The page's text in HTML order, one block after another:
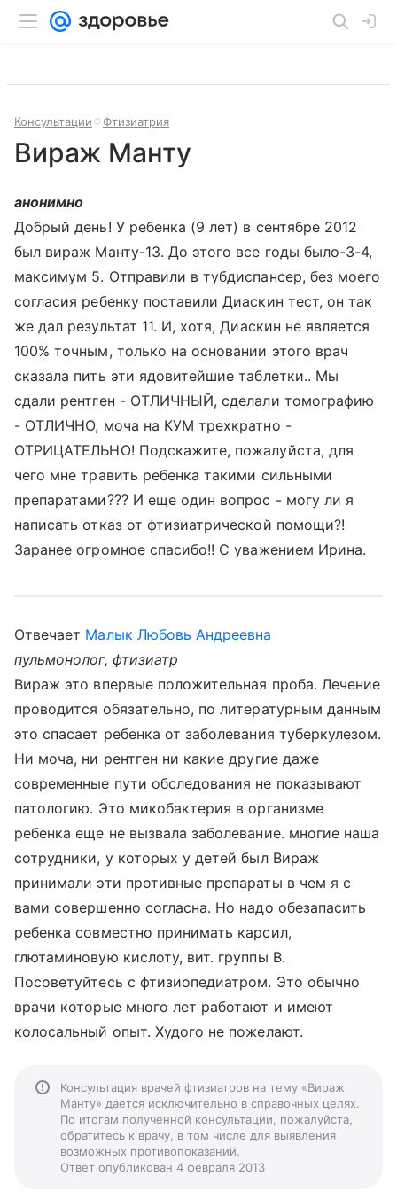
Консультации Фтизиатрия
Вираж Манту
анонимно
Добрый день! У ребенка (9 лет) в сентябре 2012
был вираж Манту-13. До этого все годы было-3-4,
максимум 5. Отправили в тубдиспансер, без моего
согласия ребенку поставили Диаскин тест, он так
же дал результат 11. И, хотя, Диаскин не является
100% точным, только на основании этого врач
сказала пить эти ядовитейшие таблетки.. Мы
сдали рентген - ОТЛИЧНЫЙ, сделали томографию
- ОТЛИЧНО, моча на КУМ трехкратно -
ОТРИЦАТЕЛЬНО! Подскажите, пожалуйста, для
чего мне травить ребенка такими сильными
препаратами??? И еще один вопрос - могу ли я
написать отказ от фтизиатрической помощи?!
Заранее огромное спасибо!! С уважением Ирина.
Отвечает Малык Любовь Андреевна
пульмонолог, фтизиатр
Вираж это впервые положительная проба. Лечение
проводится обязательно, по литературным данным
это спасает ребенка от заболевания туберкулезом.
Ни моча, ни рентген ни какие другие даже
современные пути обследования не показывают
патологию. Это микобактерия в организме
ребенка еще не вызвала заболевание. многие наша
сотрудники, у которых у детей был Вираж
принимали эти противные препараты в чем я с
вами совершенно согласна. Но надо обезапасить
ребенка совместно принимать карсил,
глютаминовую кислоту, вит. группы В.
Посоветуйтесь с фтизиопедиатром. Это обычно
врачи которые много лет работают и имеют
колосальный опыт. Худого не пожелают.
Консультация врачей фтизиатров на тему «Вираж
Манту» дается исключительно в справочных целях.
По итогам полученной консультации, пожалуйста,
обратитесь к врачу, в том числе для выявления
возможных противопоказаний.
Ответ опубликован 4 февраля 2013